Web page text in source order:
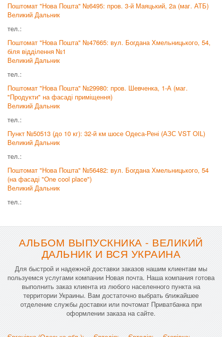
Поштомат "Нова Пошта" №6495: пров. 3-й Маяцький, 2а (маг. АТБ)
Великий Дальник
тел.:
Поштомат "Нова Пошта" №47665: вул. Богдана Хмельницького, 54,
біля відділення №1
Великий Дальник
тел.:
Поштомат "Нова Пошта" №29980: пров. Шевченка, 1-А (маг.
"Продукти" на фасаді приміщення)
Великий Дальник
тел.:
Пункт №50513 (до 10 кг): 32-й км шосе Одеса-Рені (АЗС VST OIL)
Великий Дальник
тел.:
Поштомат "Нова Пошта" №56482: вул. Богдана Хмельницького, 54
(на фасаді "One cool place")
Великий Дальник
тел.:
АЛЬБОМ ВЫПУСКНИКА - ВЕЛИКИЙ
ДАЛЬНИК И ВСЯ УКРАИНА
Для быстрой и надежной доставки заказов нашим клиентам мы
пользуемся услугами компании Новая почта. Наша компания готова
выполнить заказ клиента из любого населенного пункта на
территории Украины. Вам достаточно выбрать ближайшее
отделение службы доставки или почтомат Приватбанка при
оформлении заказа на сайте.